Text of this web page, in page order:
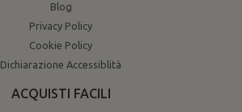
Blog
Privacy Policy
Cookie Policy
Dichiarazione Accessiblità
ACQUISTI FACILI